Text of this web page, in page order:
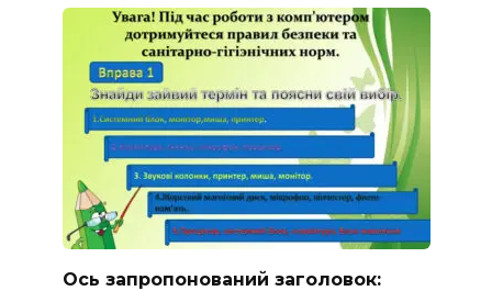
Ось запропонований заголовок: